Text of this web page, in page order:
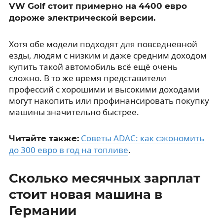
VW Golf стоит примерно на 4400 евро
дороже электрической версии.
Хотя обе модели подходят для повседневной
езды, людям с низким и даже средним доходом
купить такой автомобиль всё ещё очень
сложно. В то же время представители
профессий с хорошими и высокими доходами
могут накопить или профинансировать покупку
машины значительно быстрее.
Читайте также: Советы ADAC: как сэкономить
до 300 евро в год на топливе.
Сколько месячных зарплат
стоит новая машина в
Германии